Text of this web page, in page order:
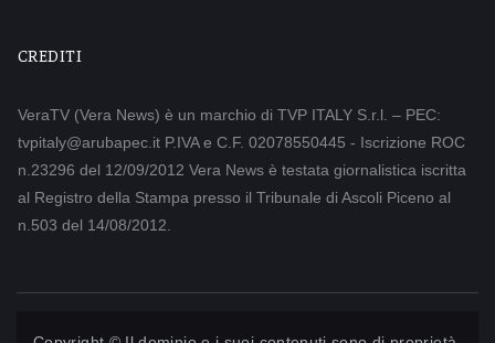
CREDITI
VeraTV (Vera News) è un marchio di TVP ITALY S.r.l. – PEC:
tvpitaly@arubapec.it P.IVA e C.F. 02078550445 - Iscrizione ROC
n.23296 del 12/09/2012 Vera News è testata giornalistica iscritta
al Registro della Stampa presso il Tribunale di Ascoli Piceno al
n.503 del 14/08/2012.